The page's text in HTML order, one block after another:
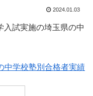
2024.01.03
入試実施の埼玉県の中
中学校塾別合格者実績